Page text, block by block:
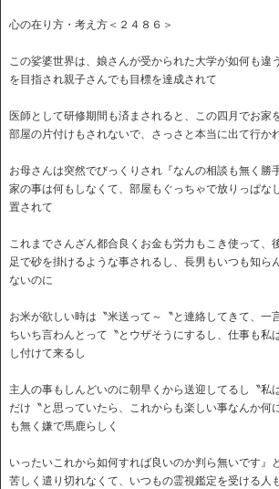
心の在り方・考え方＜２４８６＞
この娑婆世界は、娘さんが受かられた大学が如何も違
を目指され親子さんでも目標を達成されて
医師として研修期間も済まされると、この四月でお家
部屋の片付けもされないで、さっさと本当に出て行か
お母さんは突然でびっくりされ『なんの相談も無く勝
家の事は何もしなくて、部屋もぐっちゃで放りっぱな
置されて
これまでさんざん都合良くお金も労力もこき使って、
足で砂を掛けるような事されるし、長男もいつも知ら
ないのに
お米が欲しい時は〝米送って～〝と連絡してきて、一
ちいち言わんとって〝とウザそうにするし、仕事も私
し付けて来るし
主人の事もしんどいのに朝早くから送迎してるし〝私
だけ〝と思っていたら、これからも楽しい事なんか何
も無く嫌で馬鹿らしく
いったいこれから如何すれば良いのか判ら無いです』
苦しく遣り切れなくて、いつもの霊視鑑定を受ける人